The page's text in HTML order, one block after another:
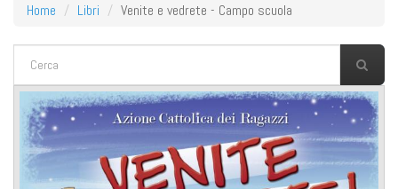
Home Libri Venite e vedrete - Campo scuola
FORM DI RICERCA